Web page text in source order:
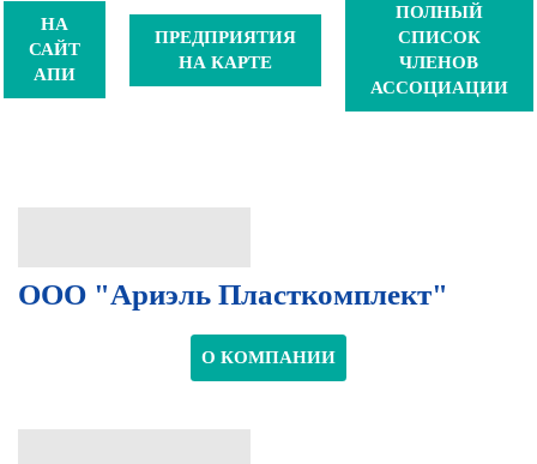
НА
САЙТ
АПИ
ПРЕДПРИЯТИЯ
НА КАРТЕ
ПОЛНЫЙ
СПИСОК
ЧЛЕНОВ
АССОЦИАЦИИ
ООО "Ариэль Пласткомплект"
О КОМПАНИИ